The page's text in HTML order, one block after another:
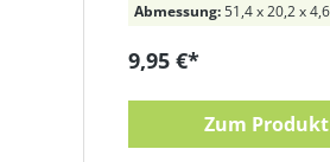
Abmessung:51,4 x 20,2 x 4,6
9,95 €*
Zum Produkt